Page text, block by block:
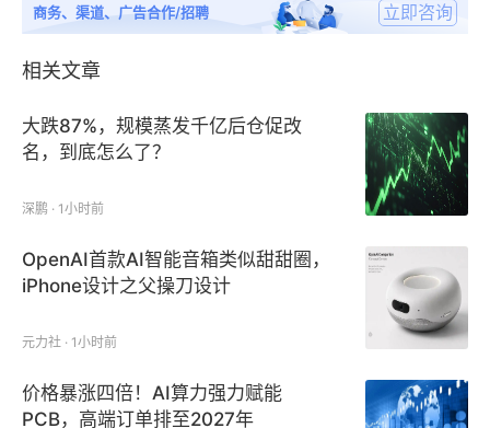
第二章：全球与中国电信应用程序接口行业影响因素及
第三章：电信应用程序接口行业发展存在的问题、全球
与中国电信应用程序接口市场规模、市场竞争与行业集
中度、中国电信应用程序接口行业进出口分析；
及应用的细分分析。第四章包含对行业细分种类市场规
模、价格走势的分析，第五章节分析了行业下游应用市
第六、七章：该两章节包含对中国电信应用程序接口行
业类型及应用的细分分析；
商务、渠道、广告合作/招聘 立即咨询
相关文章
大跌87%，规模蒸发千亿后仓促改
名，到底怎么了？
深鹏 · 1小时前
OpenAI首款AI智能音箱类似甜甜圈，
iPhone设计之父操刀设计
元力社 · 1小时前
价格暴涨四倍！AI算力强力赋能
PCB，高端订单排至2027年